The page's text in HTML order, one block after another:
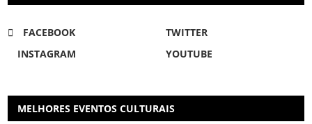
FACEBOOK
TWITTER
INSTAGRAM
YOUTUBE
MELHORES EVENTOS CULTURAIS